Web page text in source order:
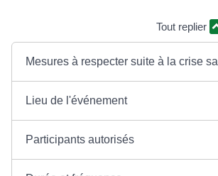
Tout replier
Mesures à respecter suite à la crise
Lieu de l'événement
Participants autorisés